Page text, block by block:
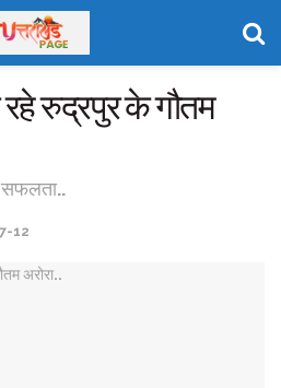
रुद्रपुर के गौतम
सफलता..
12